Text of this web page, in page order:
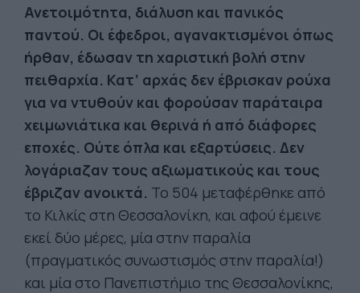
Ανετοιμότητα, διάλυση και πανικός
παντού. Οι έφεδροι, αγανακτισμένοι όπως
ήρθαν, έδωσαν τη χαριστική βολή στην
πειθαρχία. Κατ’ αρχάς δεν έβρισκαν ρούχα
για να ντυθούν και φορούσαν παράταιρα
χειμωνιάτικα και θερινά ή από διάφορες
εποχές. Ούτε όπλα και εξαρτύσεις. Δεν
λογάριαζαν τους αξιωματικούς και τους
έβριζαν ανοικτά. Το 504 μεταφέρθηκε από
το Κιλκίς στη Θεσσαλονίκη, και αφού έμεινε
εκεί δύο μέρες, μία στην παραλία
(πραγματικός συνωστισμός στην παραλία!)
και μία στο Πανεπιστήμιο της Θεσσαλονίκης,